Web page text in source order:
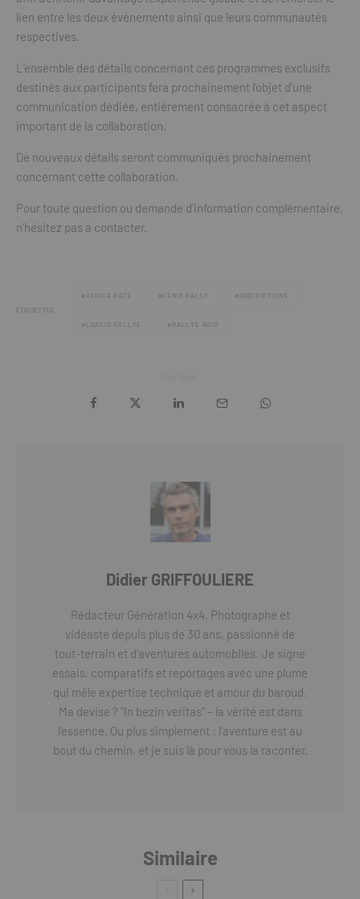
lien entre les deux événements ainsi que leurs communautés
respectives.
L’ensemble des détails concernant ces programmes exclusifs
destinés aux participants fera prochainement l’objet d’une
communication dédiée, entièrement consacrée à cet aspect
important de la collaboration.
De nouveaux détails seront communiqués prochainement
concernant cette collaboration.
Pour toute question ou demande d’information complémentaire,
n’hésitez pas à contacter.
ÉTIQUETTES
AFRICA RACE FENIX RALLY INSCRIPTIONS
LOASIS RALLYE RALLYE RAID
Didier GRIFFOULIERE
Rédacteur Génération 4x4. Photographe et
vidéaste depuis plus de 30 ans, passionné de
tout-terrain et d'aventures automobiles. Je signe
essais, comparatifs et reportages avec une plume
qui mêle expertise technique et amour du baroud.
Ma devise ? "In bezin veritas" – la vérité est dans
l'essence. Ou plus simplement : l'aventure est au
bout du chemin, et je suis là pour vous la raconter.
Similaire